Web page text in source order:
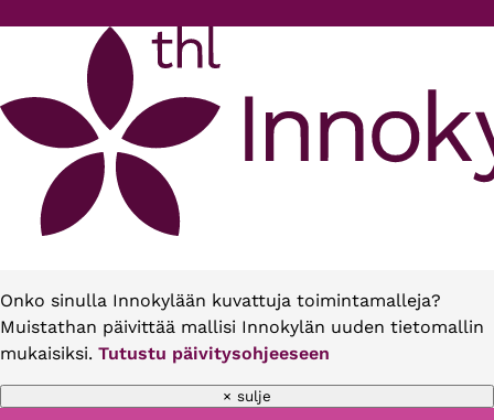
Onko sinulla Innokylään kuvattuja toimintamalleja?
Muistathan päivittää mallisi Innokylän uuden tietomallin
mukaisiksi. Tutustu päivitysohjeeseen
× sulje